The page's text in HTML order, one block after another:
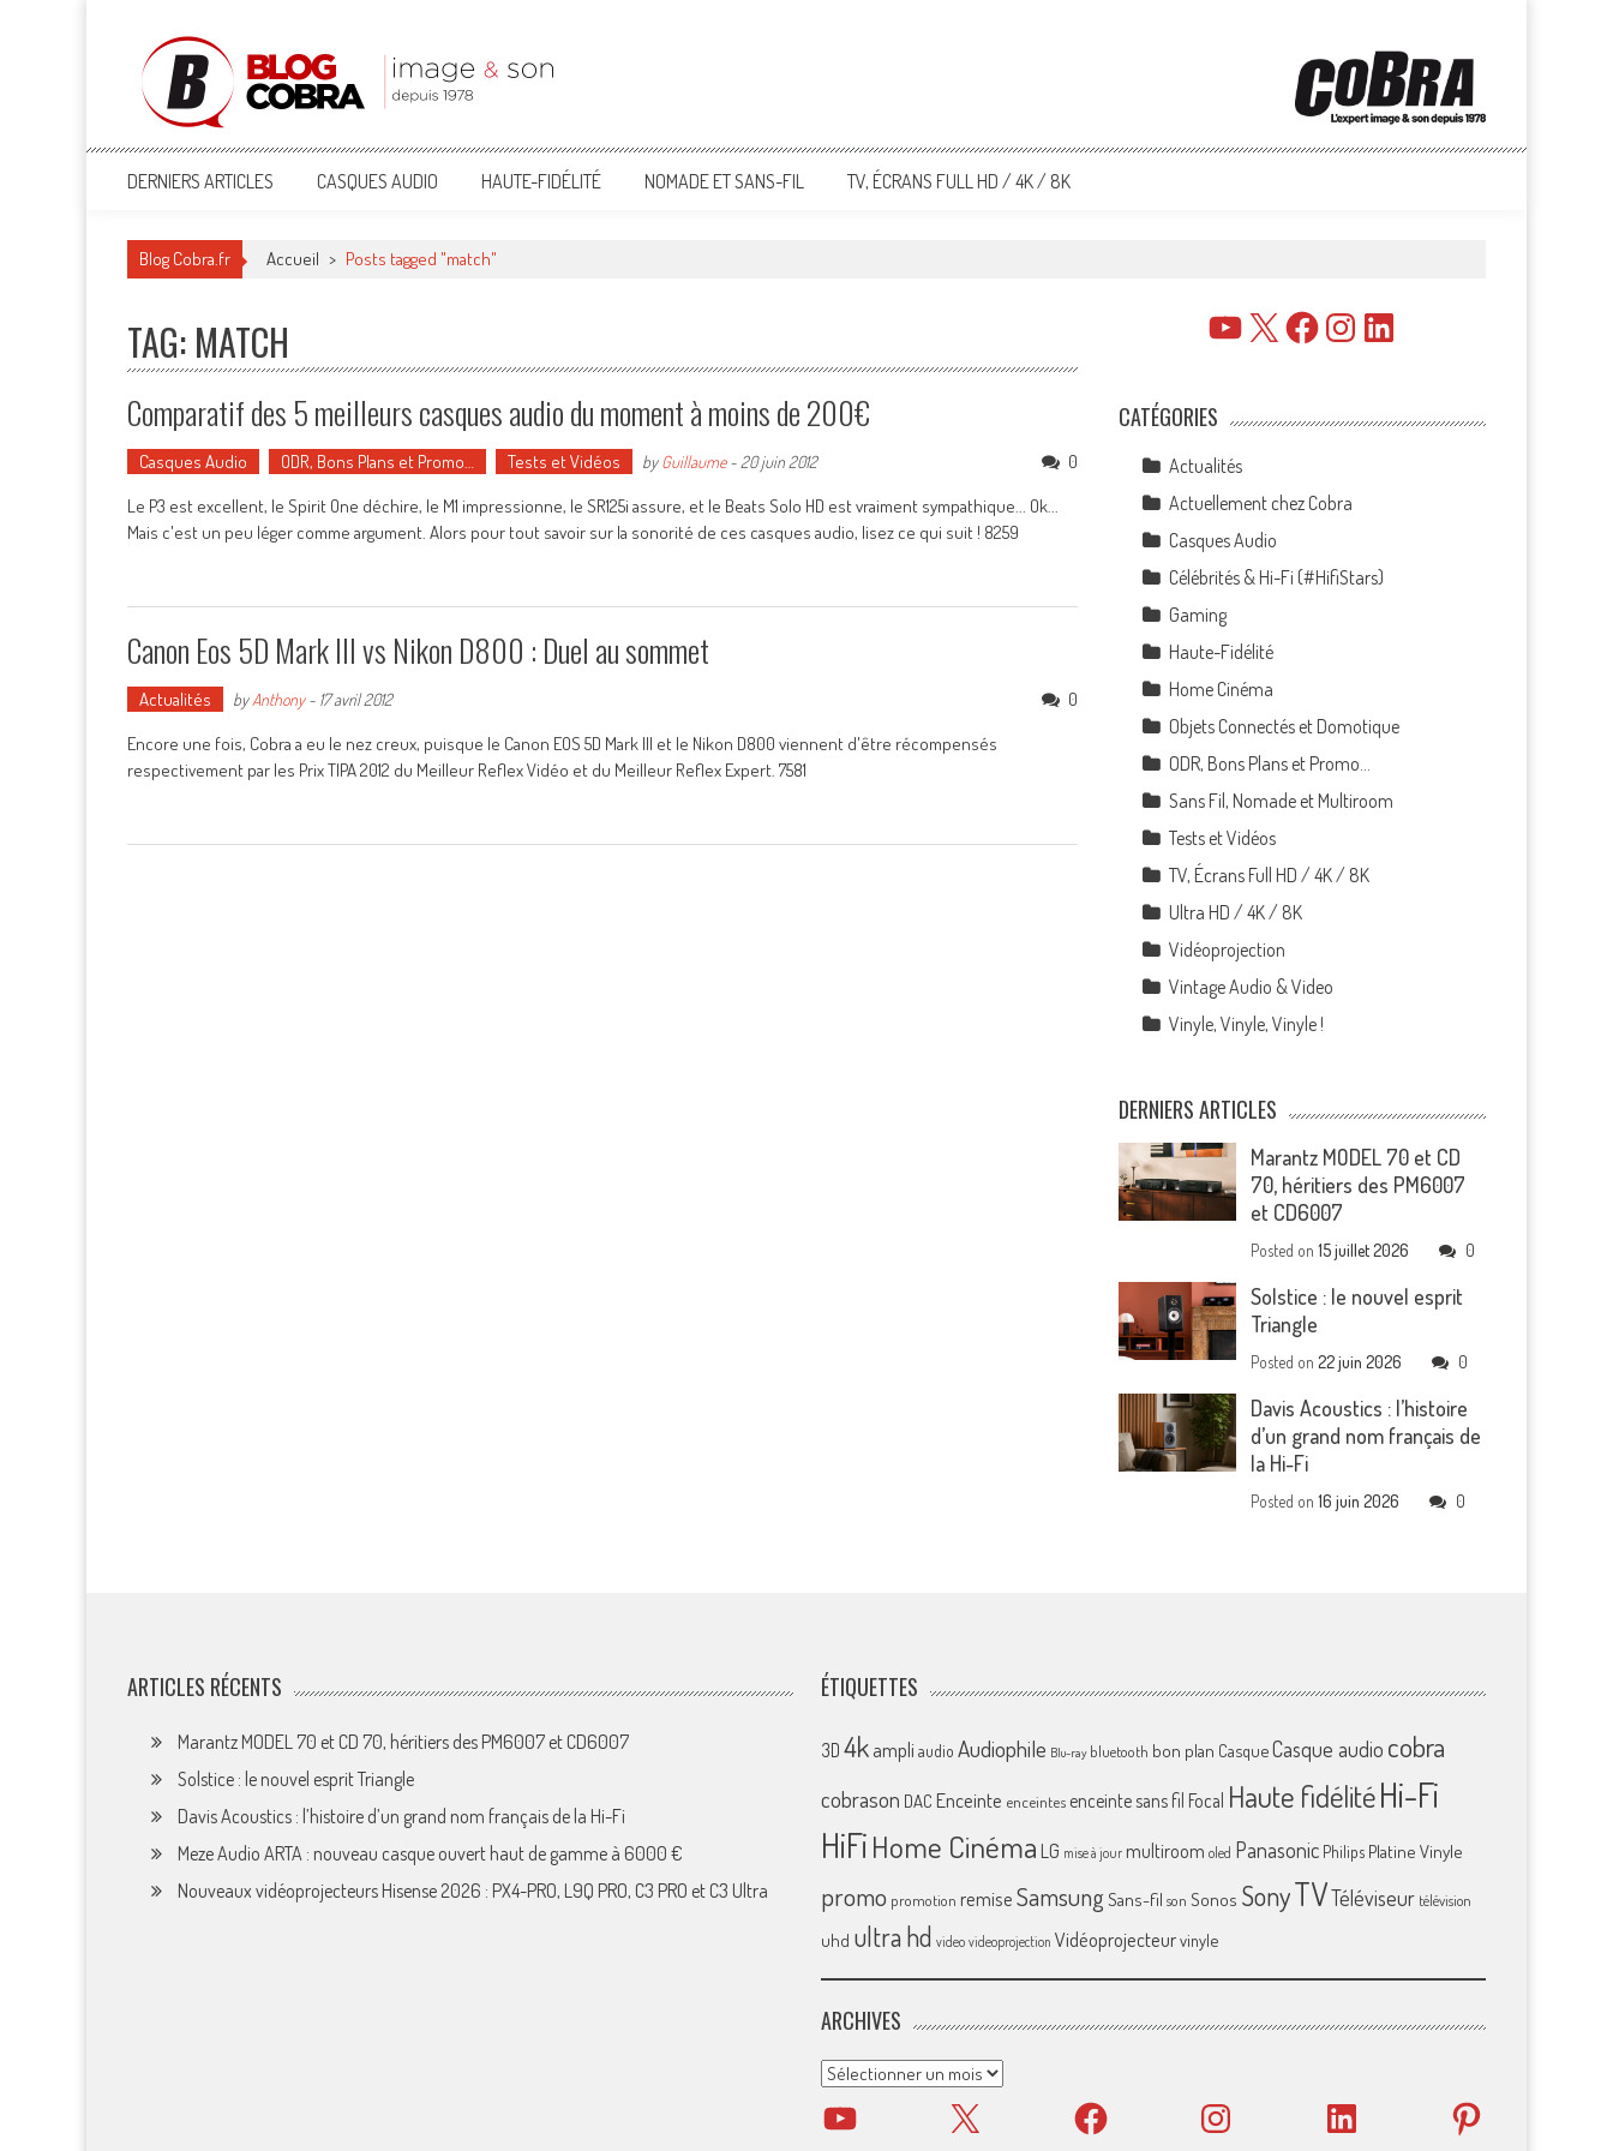
Blog Cobra
Toute l'actu Image & Son !
DERNIERS ARTICLES CASQUES AUDIO HAUTE-FIDÉLITÉ NOMADE ET SANS-FIL TV, ÉCRANS FULL HD / 4K / 8K
Blog Cobra.fr Accueil > Posts tagged "match"
TAG: MATCH
Comparatif des 5 meilleurs casques audio du moment à moins de 200€
Casques Audio ODR, Bons Plans et Promo… Tests et Vidéos byGuillaume- 20 juin 2012
0
Le P3 est excellent, le Spirit One déchire, le M1 impressionne, le SR125i assure, et le Beats Solo HD est vraiment sympathique... Ok...
Mais c'est un peu léger comme argument. Alors pour tout savoir sur la sonorité de ces casques audio, lisez ce qui suit ! 8259
Canon Eos 5D Mark III vs Nikon D800 : Duel au sommet
Actualités byAnthony- 17 avril 2012
0
Encore une fois, Cobra a eu le nez creux, puisque le Canon EOS 5D Mark III et le Nikon D800 viennent d'être récompensés
respectivement par les Prix TIPA 2012 du Meilleur Reflex Vidéo et du Meilleur Reflex Expert. 7581
YouTube
X FacebookInstagramLinkedIn
CATÉGORIES
Actualités
Actuellement chez Cobra
Casques Audio
Célébrités & Hi-Fi (#HifiStars)
Gaming
Haute-Fidélité
Home Cinéma
Objets Connectés et Domotique
ODR, Bons Plans et Promo…
Sans Fil, Nomade et Multiroom
Tests et Vidéos
TV, Écrans Full HD / 4K / 8K
Ultra HD / 4K / 8K
Vidéoprojection
Vintage Audio & Video
Vinyle, Vinyle, Vinyle !
DERNIERS ARTICLES
Marantz MODEL 70 et CD
70, héritiers des PM6007
et CD6007
Posted on15 juillet 2026 0
Solstice : le nouvel esprit
Triangle
Posted on22 juin 2026 0
Davis Acoustics : l’histoire
d’un grand nom français de
la Hi-Fi
Posted on16 juin 2026 0
ARTICLES RÉCENTS
Marantz MODEL 70 et CD 70, héritiers des PM6007 et CD6007
Solstice : le nouvel esprit Triangle
Davis Acoustics : l’histoire d’un grand nom français de la Hi-Fi
Meze Audio ARTA : nouveau casque ouvert haut de gamme à 6000 €
Nouveaux vidéoprojecteurs Hisense 2026 : PX4-PRO, L9Q PRO, C3 PRO et C3 Ultra
ÉTIQUETTES
3D 4k ampliaudio Audiophile Blu-ray bluetooth bon plan CasqueCasque audio cobra
cobrason DAC Enceinte enceintes enceinte sans fil Focal Haute fidélitéHi-Fi
HiFiHome Cinéma LG mise à jour multiroom oled Panasonic Philips Platine Vinyle
promo promotion remiseSamsungSans-fil son Sonos SonyTVTéléviseur télévision
uhd ultra hd video videoprojection Vidéoprojecteurvinyle
ARCHIVES
Archives
YouTube X Facebook Instagram LinkedIn Pinterest